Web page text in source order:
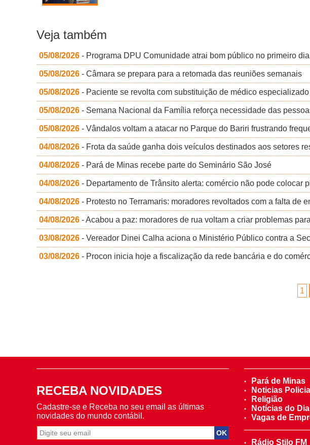
Veja também
05/08/2026 - Programa DPU Comunidade atrai bom público no primeiro
05/08/2026 - Câmara se prepara para a retomada das reuniões semanais
05/08/2026 - Paciente se revolta com substituição de médico especializado
05/08/2026 - Semana Nacional da Família reforça necessidade das
05/08/2026 - Vândalos voltam a atacar no Parque do Bariri frustrando
04/08/2026 - Frota da saúde ganha dois veículos destinados aos setores
04/08/2026 - Pará de Minas recebe parte do Seminário São José
04/08/2026 - Departamento de Trânsito alerta: comércio não pode colocar
04/08/2026 - Protesto no Terramaris: moradores revoltados com a falta de
04/08/2026 - Acabou a paz: moradores de rua voltam a criar problemas
03/08/2026 - Vereador Dinei Calha aciona o Ministério Público contra a
03/08/2026 - Procon inicia hoje a fiscalização da rede bancária e do
1
RECEBA NOVIDADES
Cadastre-se e Receba no seu email as últimas
novidades do mundo contábil.
Pará de Minas
Noticias
Religião
Notícias do Dia
Vagas de
Rádio Stilo FM